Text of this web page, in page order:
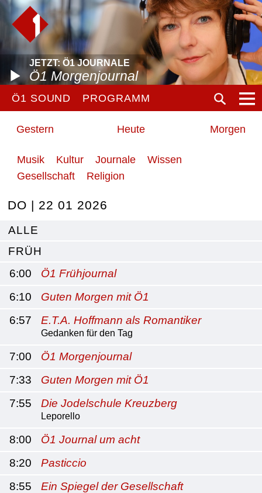
JETZT: Ö1 JOURNALE
Ö1 Morgenjournal
Ö1 SOUND PROGRAMM
Gestern Heute Morgen
Musik Kultur Journale
Wissen
Gesellschaft
Religion
DO | 22 01 2026
ALLE
FRÜH
6:00
Ö1 Frühjournal
6:10
Guten Morgen mit Ö1
6:57
E.T.A. Hoffmann als Romantiker
Gedanken für den Tag
7:00
Ö1 Morgenjournal
7:33
Guten Morgen mit Ö1
7:55
Die Jodelschule Kreuzberg
Leporello
8:00
Ö1 Journal um acht
8:20
Pasticcio
8:55
Ein Spiegel der Gesellschaft